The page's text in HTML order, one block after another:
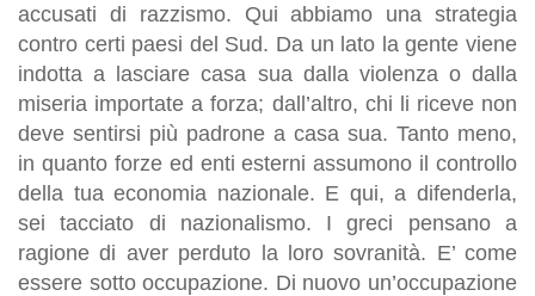
accusati di razzismo. Qui abbiamo una strategia
contro certi paesi del Sud. Da un lato la gente viene
indotta a lasciare casa sua dalla violenza o dalla
miseria importate a forza; dall’altro, chi li riceve non
deve sentirsi più padrone a casa sua. Tanto meno,
in quanto forze ed enti esterni assumono il controllo
della tua economia nazionale. E qui, a difenderla,
sei tacciato di nazionalismo. I greci pensano a
ragione di aver perduto la loro sovranità. E’ come
essere sotto occupazione. Di nuovo un’occupazione